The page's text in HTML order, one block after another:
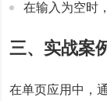
在输入为空时
三、实战案
在单页应用中，